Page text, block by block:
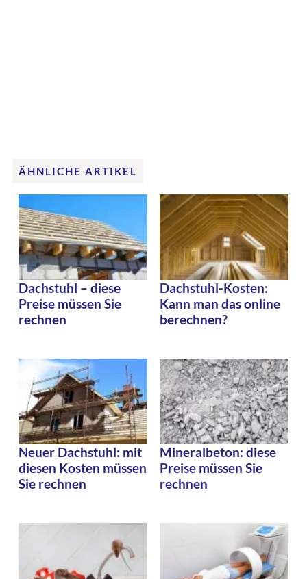
ÄHNLICHE ARTIKEL
Dachstuhl – diese
Preise müssen Sie
rechnen
Dachstuhl-Kosten:
Kann man das online
berechnen?
Neuer Dachstuhl: mit
diesen Kosten müssen
Sie rechnen
Mineralbeton: diese
Preise müssen Sie
rechnen